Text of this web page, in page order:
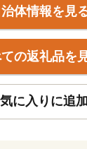
開港などに伴
業が盛んになっ
を最大限に活
21世紀にふさ
治体情報を見
の返礼品を
に入りに追